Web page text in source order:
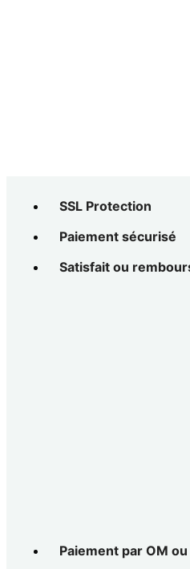
SSL Protection
Paiement sécurisé
Satisfait ou
Paiement par OM ou